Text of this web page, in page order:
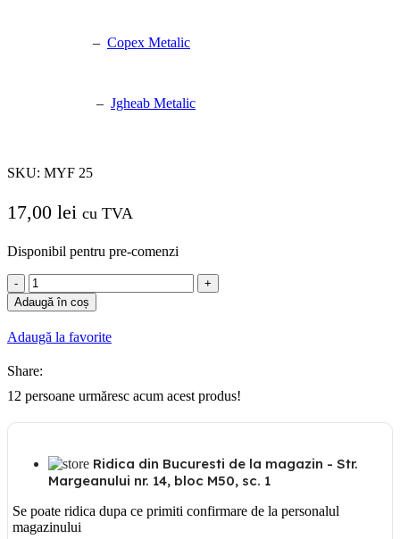
– Copex Metalic
– Jgheab Metalic
SKU: MYF 25
17,00 lei cu TVA
Disponibil pentru pre-comenzi
Cantitate
Conductor
Multifilar
MYF
25
ML
Adaugă în coș
Adaugă la favorite
Share:
12 persoane urmăresc acum acest produs!
Ridica din Bucuresti de la magazin - Str.
Margeanului nr. 14, bloc M50, sc. 1
Se poate ridica dupa ce primiti confirmare de la personalul
magazinului